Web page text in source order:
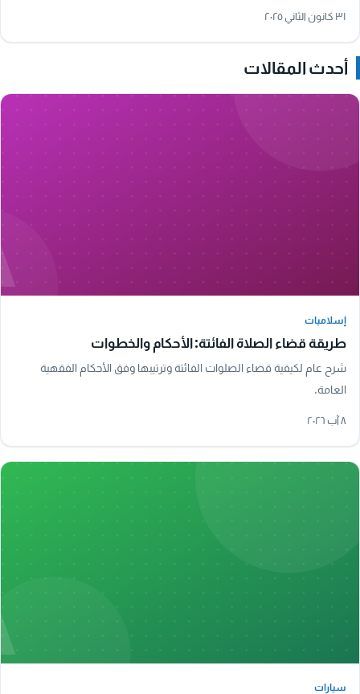
٣١ كانون الثاني ٢٠٢٥
أحدث المقالات
إسلاميات
طريقة قضاء الصلاة الفائتة: الأحكام والخطوات
شرح عام لكيفية قضاء الصلوات الفائتة وترتيبها وفق الأحكام الفقهية
العامة.
٨ آب ٢٠٢٦
سيارات